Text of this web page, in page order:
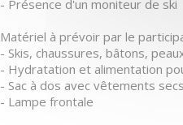
- Présence d'un moniteur de ski
Matériel à prévoir par le
- Skis, chaussures, bâtons,
- Hydratation et alimentation
- Sac à dos avec vêtements
- Lampe frontale